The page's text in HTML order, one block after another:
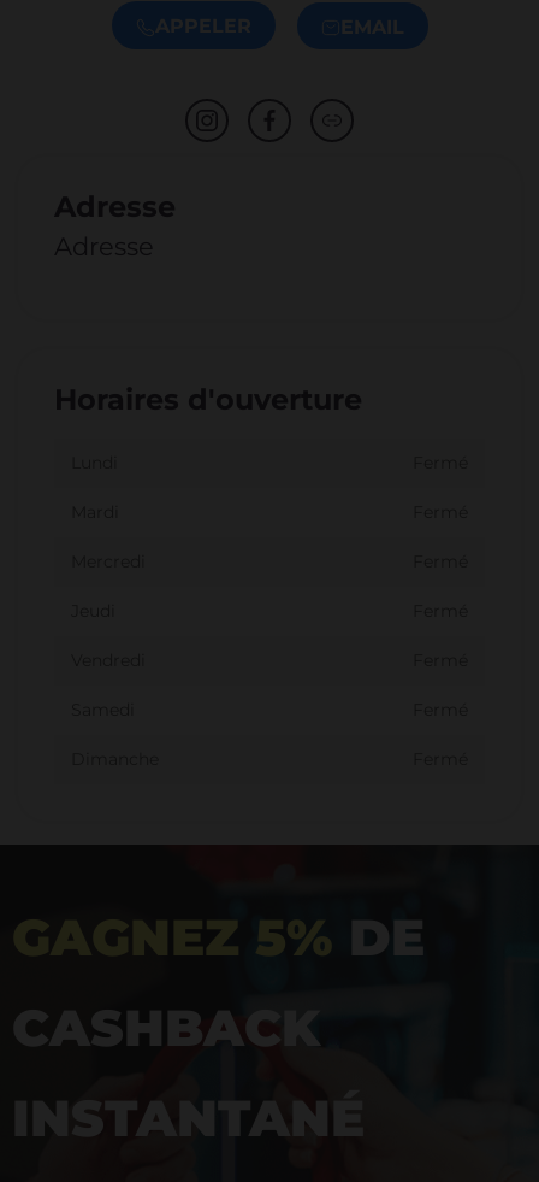
APPELER EMAIL
Adresse
Adresse
Horaires d'ouverture
GAGNEZ 5% DE
CASHBACK
INSTANTANÉ